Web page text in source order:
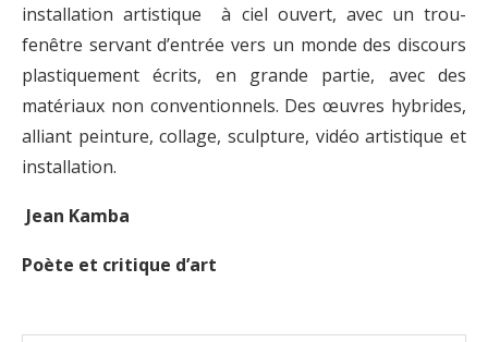
installation artistique à ciel ouvert, avec un trou-
fenêtre servant d’entrée vers un monde des discours
plastiquement écrits, en grande partie, avec des
matériaux non conventionnels. Des œuvres hybrides,
alliant peinture, collage, sculpture, vidéo artistique et
installation.
Jean Kamba
Poète et critique d’art